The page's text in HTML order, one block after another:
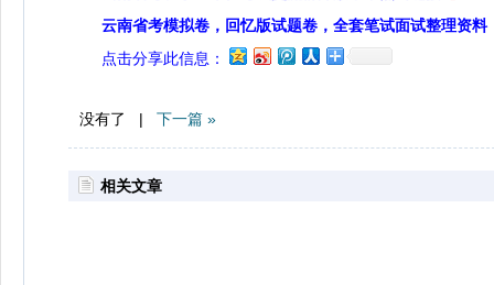
云南省考模拟卷，回忆版试题卷，全套笔试面试整理资料
点击分享此信息：
没有了 | 下一篇 »
相关文章